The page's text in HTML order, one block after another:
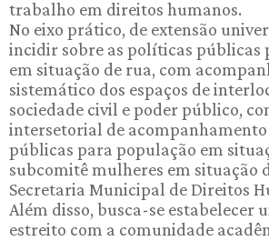
trabalho em direitos humanos.
No eixo prático, de extensão
incidir sobre as políticas públicas
em situação de rua, com
sistemático dos espaços de
sociedade civil e poder público,
intersetorial de
públicas para população em
subcomitê mulheres em situação
Secretaria Municipal de Direitos
Além disso, busca-se estabelecer
estreito com a comunidade